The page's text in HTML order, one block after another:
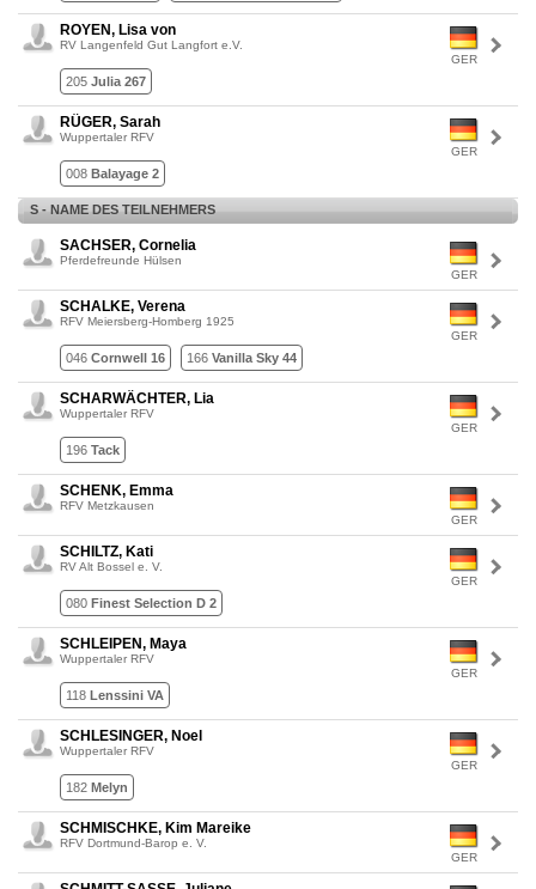
GER
ROYEN, Lisa von
RV Langenfeld Gut Langfort e.V.
205 Julia 267
GER
RÜGER, Sarah
Wuppertaler RFV
008 Balayage 2
S - NAME DES TEILNEHMERS
GER
SACHSER, Cornelia
Pferdefreunde Hülsen
GER
SCHALKE, Verena
RFV Meiersberg-Homberg 1925
046 Cornwell 16 166 Vanilla Sky 44
GER
SCHARWÄCHTER, Lia
Wuppertaler RFV
196 Tack
GER
SCHENK, Emma
RFV Metzkausen
GER
SCHILTZ, Kati
RV Alt Bossel e. V.
080 Finest Selection D 2
GER
SCHLEIPEN, Maya
Wuppertaler RFV
118 Lenssini VA
GER
SCHLESINGER, Noel
Wuppertaler RFV
182 Melyn
GER
SCHMISCHKE, Kim Mareike
RFV Dortmund-Barop e. V.